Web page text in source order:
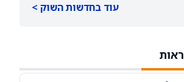
עוד בחדשות השוק >